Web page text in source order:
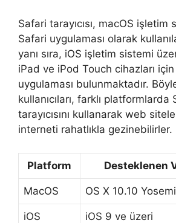
Safari tarayıcısı, macOS
Safari uygulaması olarak
yanı sıra, iOS işletim sistemi
iPad ve iPod Touch cihazları
uygulaması bulunmaktadır.
kullanıcıları, farklı platformlarda
tarayıcısını kullanarak web
interneti rahatlıkla gezinebilirler.
Platform Desteklenen
MacOS OS X 10.10
iOS iOS 9 ve üzeri